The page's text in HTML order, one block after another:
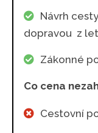
Návrh
dopravou z
Zákonné
Co cena
Cestovní